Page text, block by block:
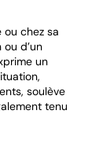
ou chez sa
d’un
un
soulève
tenu